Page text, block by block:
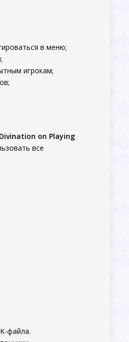
в меню;
игрокам;
Divination on Playing
все
файла.